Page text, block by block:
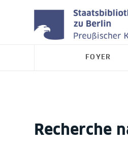
FOYER
Recherche